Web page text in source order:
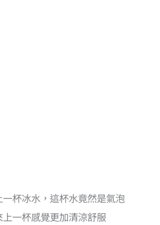
杯冰水，這杯水竟然是氣泡
一杯感覺更加清涼舒服